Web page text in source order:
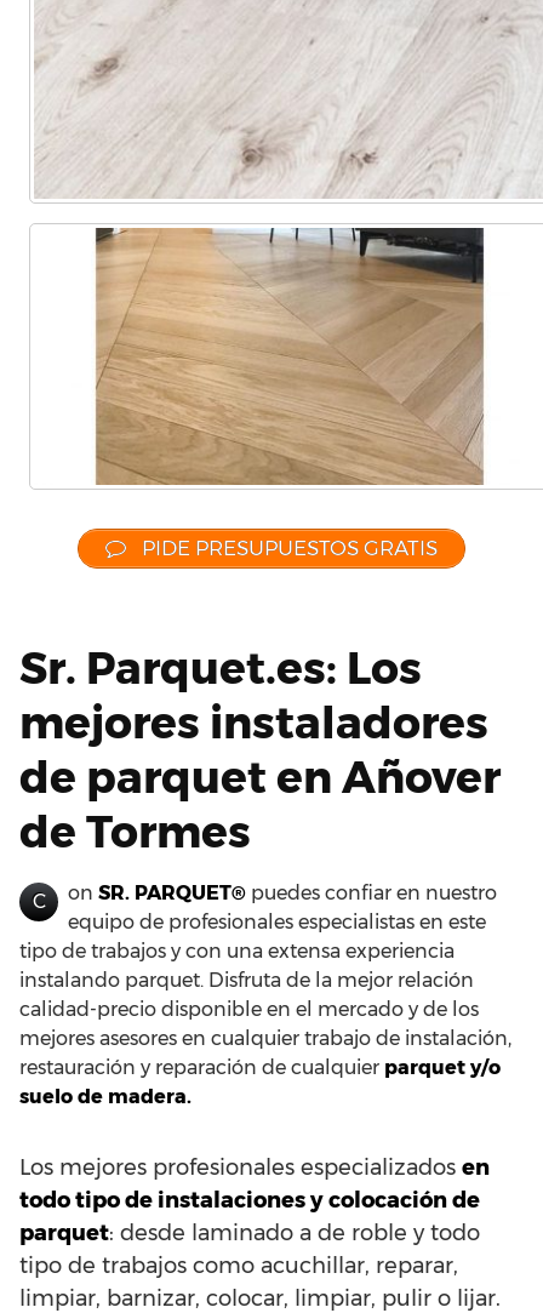
PIDE PRESUPUESTOS GRATIS
Sr. Parquet.es: Los
mejores instaladores
de parquet en Añover
de Tormes
C on SR. PARQUET® puedes confiar en nuestro
equipo de profesionales especialistas en este
tipo de trabajos y con una extensa experiencia
instalando parquet. Disfruta de la mejor relación
calidad-precio disponible en el mercado y de los
mejores asesores en cualquier trabajo de instalación,
restauración y reparación de cualquier parquet y/o
suelo de madera.
Los mejores profesionales especializados en
todo tipo de instalaciones y colocación de
parquet: desde laminado a de roble y todo
tipo de trabajos como acuchillar, reparar,
limpiar, barnizar, colocar, limpiar, pulir o lijar.